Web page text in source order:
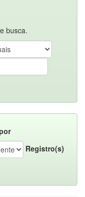
busca.
Registro(s)